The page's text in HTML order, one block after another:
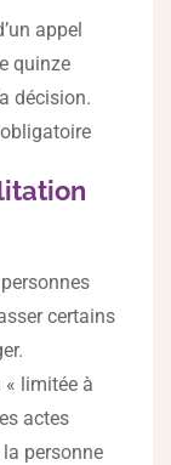
appel
quinze
décision.
certains
« limitée à
actes
personne